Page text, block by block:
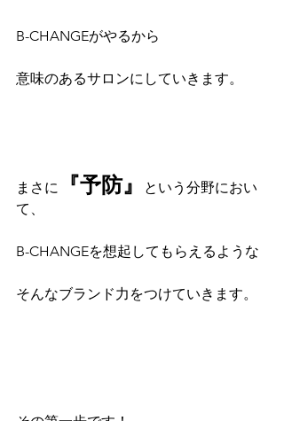
B-CHANGEがやるから
意味のあるサロンにしていきます。
まさに 『予防』
という分野におい
て、
B-CHANGEを想起してもらえるような
そんなブランド力をつけていきます。